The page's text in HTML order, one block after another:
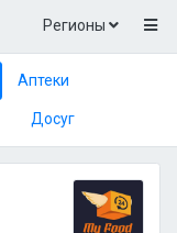
Регионы
Аптеки
Досуг